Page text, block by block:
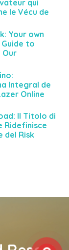
qui
le Vécu de
Your own
to
Our
Integral de
Online
Il Titolo di
Ridefinisce
del Risk